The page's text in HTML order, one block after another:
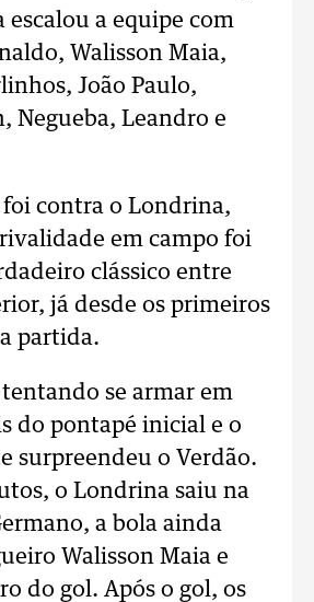
escalou a equipe com
Walisson Maia,
João Paulo,
Negueba, Leandro e
foi contra o Londrina,
em campo foi
clássico entre
já desde os primeiros
partida.
se armar em
do pontapé inicial e o
surpreendeu o Verdão.
o Londrina saiu na
a bola ainda
Walisson Maia e
do gol. Após o gol, os